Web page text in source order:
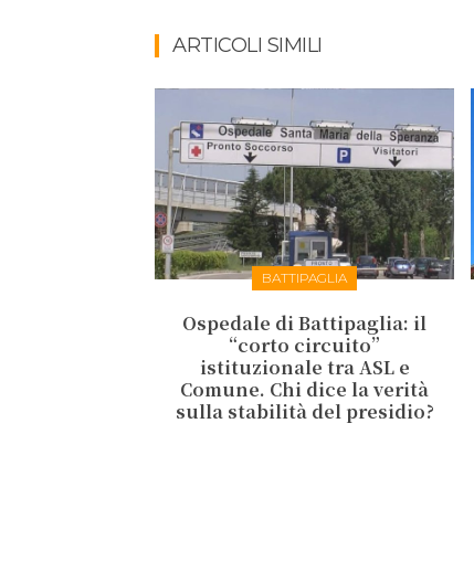
ARTICOLI SIMILI
BATTIPAGLIA
Ospedale di Battipaglia: il
“corto circuito”
istituzionale tra ASL e
Comune. Chi dice la verità
sulla stabilità del presidio?